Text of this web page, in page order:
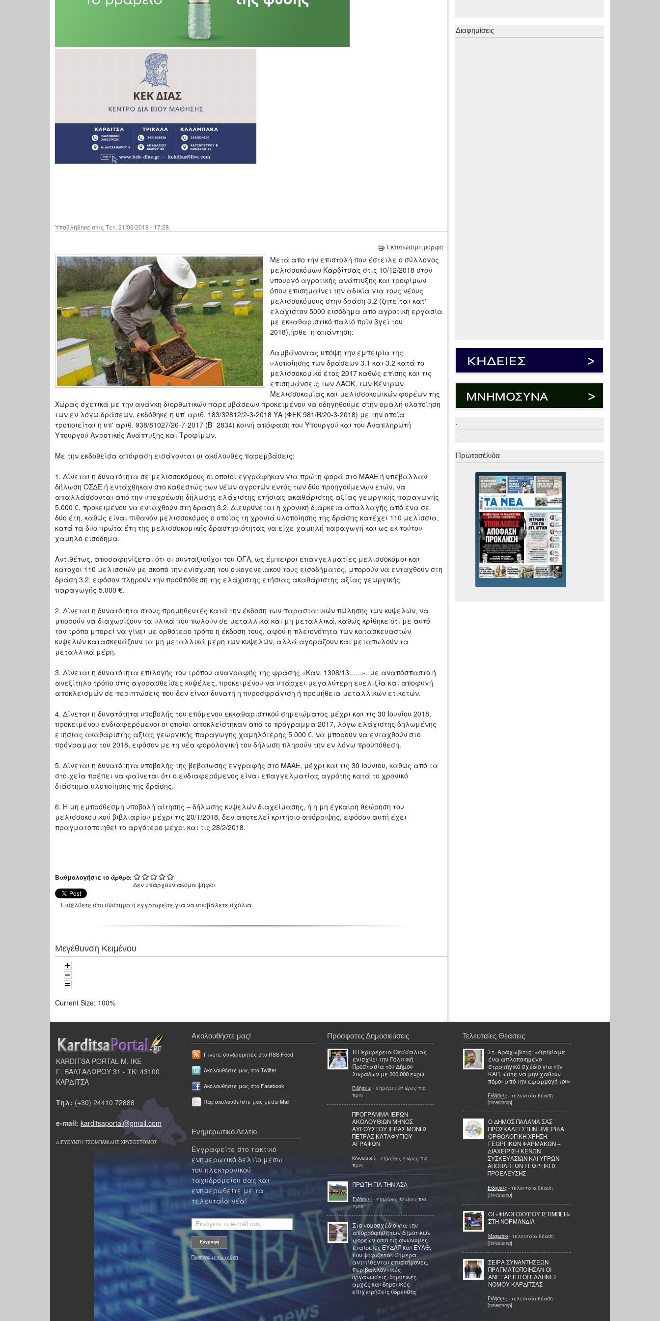
Υποβλήθηκε στις Τετ, 21/03/2018 - 17:28.
Εκτυπώσιμη μορφή
Μετά απο την επιστολή που έστειλε ο σύλλογος
μελισσοκόμων Καρδίτσας στις 10/12/2018 στον
υπουργό αγροτικής ανάπτυξης και τροφίμων
όπου επισημαίνει την αδικία για τους νέους
μελισσοκόμους στην δράση 3.2 (ζητείται κατ'
ελάχιστον 5000 εισόδημα απο αγροτική εργασία
με εκκαθαριστικό παλιό πρίν βγεί του
2018),ήρθε η απάντηση:
Λαμβάνοντας υπόψη την εμπειρία της
υλοποίησης των δράσεων 3.1 και 3.2 κατά το
μελισσοκομικό έτος 2017 καθώς επίσης και τις
επισημάνσεις των ΔΑΟΚ, των Κέντρων
Μελισσοκομίας και μελισσοκομικών φορέων της
Χώρας σχετικά με την ανάγκη διορθωτικών παρεμβάσεων προκειμένου να οδηγηθούμε στην ομαλή υλοποίηση
των εν λόγω δράσεων, εκδόθηκε η υπ' αριθ. 183/32812/2-3-2018 ΥΑ (ΦΕΚ 981/Β/20-3-2018) με την οποία
τροποιείται η υπ' αριθ. 938/81027/26-7-2017 (Β΄ 2834) κοινή απόφαση του Υπουργού και του Αναπληρωτή
Υπουργού Αγροτικής Ανάπτυξης και Τροφίμων.
Με την εκδοθείσα απόφαση εισάγονται οι ακόλουθες παρεμβάσεις:
1. Δίνεται η δυνατότητα σε μελισσοκόμους οι οποίοι εγγράφηκαν για πρώτη φορά στο ΜΑΑΕ ή υπέβαλλαν
δήλωση ΟΣΔΕ ή εντάχθηκαν στο καθεστώς των νέων αγροτών εντός των δύο προηγούμενων ετών, να
απαλλάσσονται από την υποχρέωση δήλωσης ελάχιστης ετήσιας ακαθάριστης αξίας γεωργικής παραγωγής
5.000 €, προκειμένου να ενταχθούν στη δράση 3.2. Διευρύνεται η χρονική διάρκεια απαλλαγής από ένα σε
δύο έτη, καθώς είναι πιθανόν μελισσοκόμος ο οποίος τη χρονιά υλοποίησης της δράσης κατέχει 110 μελίσσια,
κατά τα δύο πρώτα έτη της μελισσοκομικής δραστηριότητας να είχε χαμηλή παραγωγή και ως εκ τούτου
χαμηλό εισόδημα.
Αντιθέτως, αποσαφηνίζεται ότι οι συνταξιούχοι του ΟΓΑ, ως έμπειροι επαγγελματίες μελισσοκόμοι και
κάτοχοι 110 μελισσιών με σκοπό την ενίσχυση του οικογενειακού τους εισοδήματος, μπορούν να ενταχθούν στη
δράση 3.2, εφόσον πληρούν την προϋπόθεση της ελάχιστης ετήσιας ακαθάριστης αξίας γεωργικής
παραγωγής 5.000 €.
2. Δίνεται η δυνατότητα στους προμηθευτές κατά την έκδοση των παραστατικών πώλησης των κυψελών, να
μπορούν να διαχωρίζουν τα υλικά που πωλούν σε μεταλλικά και μη μεταλλικά, καθώς κρίθηκε ότι με αυτό
τον τρόπο μπορεί να γίνει με ορθότερο τρόπο η έκδοση τους, αφού η πλειονότητα των κατασκευαστών
κυψελών κατασκευάζουν τα μη μεταλλικά μέρη των κυψελών, αλλά αγοράζουν και μεταπωλούν τα
μεταλλικά μέρη.
3. Δίνεται η δυνατότητα επιλογής του τρόπου αναγραφής της φράσης «Καν. 1308/13..….», με αναπόσπαστο ή
ανεξίτηλο τρόπο στις αγορασθείσες κυψέλες, προκειμένου να υπάρχει μεγαλύτερη ευελιξία και αποφυγή
αποκλεισμών σε περιπτώσεις που δεν είναι δυνατή η πυροσφράγιση ή προμήθεια μεταλλικών ετικετών.
4. Δίνεται η δυνατότητα υποβολής του επόμενου εκκαθαριστικού σημειώματος μέχρι και τις 30 Ιουνίου 2018,
προκειμένου ενδιαφερόμενοι οι οποίοι αποκλείστηκαν από το πρόγραμμα 2017, λόγω ελάχιστης δηλωμένης
ετήσιας ακαθάριστης αξίας γεωργικής παραγωγής χαμηλότερης 5.000 €, να μπορούν να ενταχθούν στο
πρόγραμμα του 2018, εφόσον με τη νέα φορολογική του δήλωση πληρούν την εν λόγω προϋπόθεση.
5. Δίνεται η δυνατότητα υποβολής της βεβαίωσης εγγραφής στο ΜΑΑΕ, μέχρι και τις 30 Ιουνίου, καθώς από τα
στοιχεία πρέπει να φαίνεται ότι ο ενδιαφερόμενος είναι επαγγελματίας αγρότης κατά το χρονικό
διάστημα υλοποίησης της δράσης.
6. Η μη εμπρόθεσμη υποβολή αίτησης – δήλωσης κυψελών διαχείμασης, ή η μη έγκαιρη θεώρηση του
μελισσοκομικού βιβλιαρίου μέχρι τις 20/1/2018, δεν αποτελεί κριτήριο απόρριψης, εφόσον αυτή έχει
πραγματοποιηθεί το αργότερο μέχρι και τις 28/2/2018.
Βαθμολογήστε το άρθρο:
Δεν υπάρχουν ακόμα ψήφοι
Εισέλθετε στο σύστημαή εγγραφείτε για να υποβάλετε σχόλια
Μεγέθυνση Κειμένου
Current Size: 100%
Διαφημίσεις
.
.
Πρωτοσέλιδα
KARDITSA PORTAL Μ. ΙΚΕ
Γ. ΒΑΛΤΑΔΩΡΟΥ 31 - ΤΚ: 43100
ΚΑΡΔΙΤΣΑ
Τηλ: (+30) 24410 72888
e-mail: karditsaportal@gmail.com
ΔΙΕΥΘΥΝΣΗ ΤΣΟΜΠΑΝΙΔΗΣ ΧΡΥΣΟΣΤΟΜΟΣ
Ακολουθήστε μας!
Γίνετε συνδρομητές στο RSS Feed
Ακολουθήστε μας στο Twitter
Ακολουθήστε μας στο Facebook
Παρακολουθείστε μας μέσω Mail
Ενημερωτικό Δελτίο
Εγγραφείτε στο τακτικό
ενημερωτικό δελτίο μέσω
του ηλεκτρονικού
ταχυδρομείου σας και
ενημερωθείτε με τα
τελευταία νέα!
Προηγούμενα τεύχη
Πρόσφατες Δημοσιεύσεις
Η Περιφέρεια Θεσσαλίας
ενισχύει την Πολιτική
Προστασία του Δήμου
Σοφάδων με 300.000 ευρώ
Ειδήσεις - 2 ημέρες 21 ώρες πιο
πριν
ΠΡΟΓΡΑΜΜΑ ΙΕΡΩΝ
ΑΚΟΛΟΥΘΙΩΝ ΜΗΝΟΣ
ΑΥΓΟΥΣΤΟΥ ΙΕΡΑΣ ΜΟΝΗΣ
ΠΕΤΡΑΣ ΚΑΤΑΦΥΓΙΟΥ
ΑΓΡΑΦΩΝ
Κοινωνικά - 4 ημέρες 2 ώρες πιο
πριν
ΠΡΩΤΗ ΓΙΑ ΤΗΝ ΑΣΑ
Ειδήσεις - 4 ημέρες 12 ώρες πιο
πριν
Στο νομοσχέδιο για την
απορρόφηση των δημοτικών
φορέων από τις ανώνυμες
εταιρείες ΕΥΔΑΠ και ΕΥΑΘ,
που ψηφίζεται σήμερα,
αντιτίθενται επιστήμονες,
περιβαλλοντικές
οργανώσεις, δημοτικές
αρχές και δημοτικές
επιχειρήσεις ύδρευσης
Τελευταίες Θεάσεις
Στ. Αραχωβίτης: «Ζητήσαμε
ένα απλοποιημένο
στρατηγικό σχέδιο για την
ΚΑΠ, ώστε να μην χαθούν
πόροι από την εφαρμογή του»
Ειδήσεις - τελευταία θέαση
[timestamp]
Ο ΔΗΜΟΣ ΠΑΛΑΜΑ ΣΑΣ
ΠΡΟΣΚΑΛΕΙ ΣΤΗΝ ΗΜΕΡΙΔΑ:
ΟΡΘΟΛΟΓΙΚΗ ΧΡΗΣΗ
ΓΕΩΡΓΙΚΩΝ ΦΑΡΜΑΚΩΝ –
ΔΙΑΧΕΙΡΙΣΗ ΚΕΝΩΝ
ΣΥΣΚΕΥΑΣΙΩΝ ΚΑΙ ΥΓΡΩΝ
ΑΠΟΒΛΗΤΩΝ ΓΕΩΡΓΙΚΗΣ
ΠΡΟΕΛΕΥΣΗΣ
Ειδήσεις - τελευταία θέαση
[timestamp]
ΟΙ «ΦΙΛΟΙ ΟΧΥΡΟΥ ΙΣΤΙΜΠΕΗ»
ΣΤΗ ΝΟΡΜΑΝΔΙΑ
Magazino - τελευταία θέαση
[timestamp]
ΣΕΙΡΑ ΣΥΝΑΝΤΗΣΕΩΝ
ΠΡΑΓΜΑΤΟΠΟΙΗΣΑΝ ΟΙ
ΑΝΕΞΑΡΤΗΤΟΙ ΕΛΛΗΝΕΣ
ΝΟΜΟΥ ΚΑΡΔΙΤΣΑΣ
Ειδήσεις - τελευταία θέαση
[timestamp]